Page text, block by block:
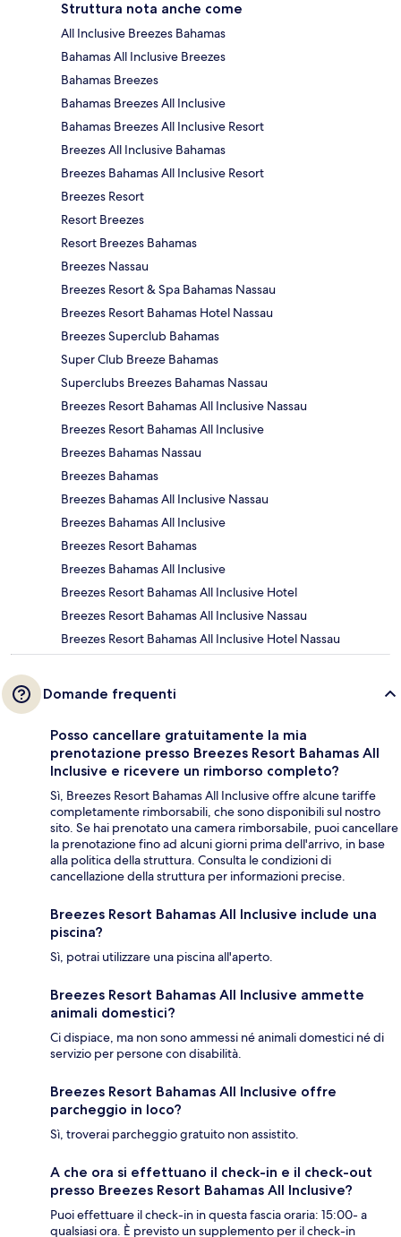
Struttura nota anche come
All Inclusive Breezes Bahamas
Bahamas All Inclusive Breezes
Bahamas Breezes
Bahamas Breezes All Inclusive
Bahamas Breezes All Inclusive Resort
Breezes All Inclusive Bahamas
Breezes Bahamas All Inclusive Resort
Breezes Resort
Resort Breezes
Resort Breezes Bahamas
Breezes Nassau
Breezes Resort & Spa Bahamas Nassau
Breezes Resort Bahamas Hotel Nassau
Breezes Superclub Bahamas
Super Club Breeze Bahamas
Superclubs Breezes Bahamas Nassau
Breezes Resort Bahamas All Inclusive Nassau
Breezes Resort Bahamas All Inclusive
Breezes Bahamas Nassau
Breezes Bahamas
Breezes Bahamas All Inclusive Nassau
Breezes Bahamas All Inclusive
Breezes Resort Bahamas
Breezes Bahamas All Inclusive
Breezes Resort Bahamas All Inclusive Hotel
Breezes Resort Bahamas All Inclusive Nassau
Breezes Resort Bahamas All Inclusive Hotel Nassau
Domande frequenti
Posso cancellare gratuitamente la mia
prenotazione presso Breezes Resort Bahamas All
Inclusive e ricevere un rimborso completo?
Sì, Breezes Resort Bahamas All Inclusive offre alcune tariffe
completamente rimborsabili, che sono disponibili sul nostro
sito. Se hai prenotato una camera rimborsabile, puoi cancellare
la prenotazione fino ad alcuni giorni prima dell'arrivo, in base
alla politica della struttura. Consulta le condizioni di
cancellazione della struttura per informazioni precise.
Breezes Resort Bahamas All Inclusive include una
piscina?
Sì, potrai utilizzare una piscina all'aperto.
Breezes Resort Bahamas All Inclusive ammette
animali domestici?
Ci dispiace, ma non sono ammessi né animali domestici né di
servizio per persone con disabilità.
Breezes Resort Bahamas All Inclusive offre
parcheggio in loco?
Sì, troverai parcheggio gratuito non assistito.
A che ora si effettuano il check-in e il check-out
presso Breezes Resort Bahamas All Inclusive?
Puoi effettuare il check-in in questa fascia oraria: 15:00- a
qualsiasi ora. È previsto un supplemento per il check-in